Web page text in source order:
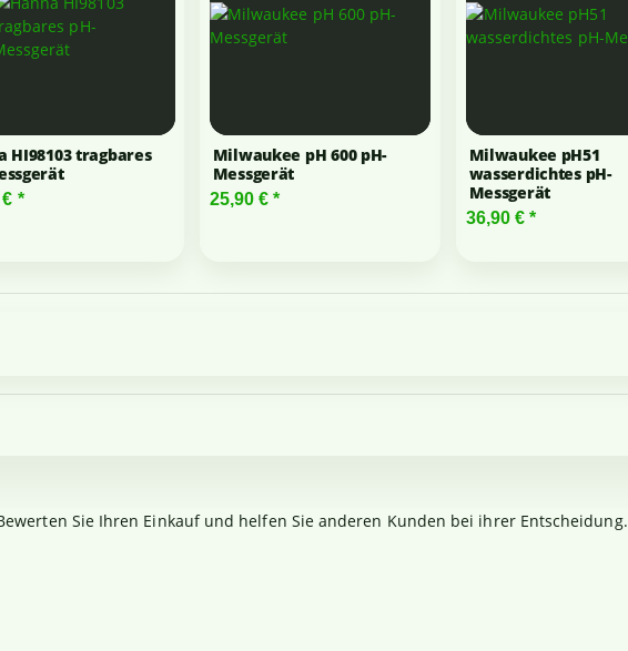
HI98103 tragbares
*
Milwaukee pH 600 pH-
Messgerät
25,90 €*
Milwaukee pH51
wasserdichtes pH-
Messgerät
36,90 €*
Sie Ihren Einkauf und helfen Sie anderen Kunden bei ihrer Entscheidung.